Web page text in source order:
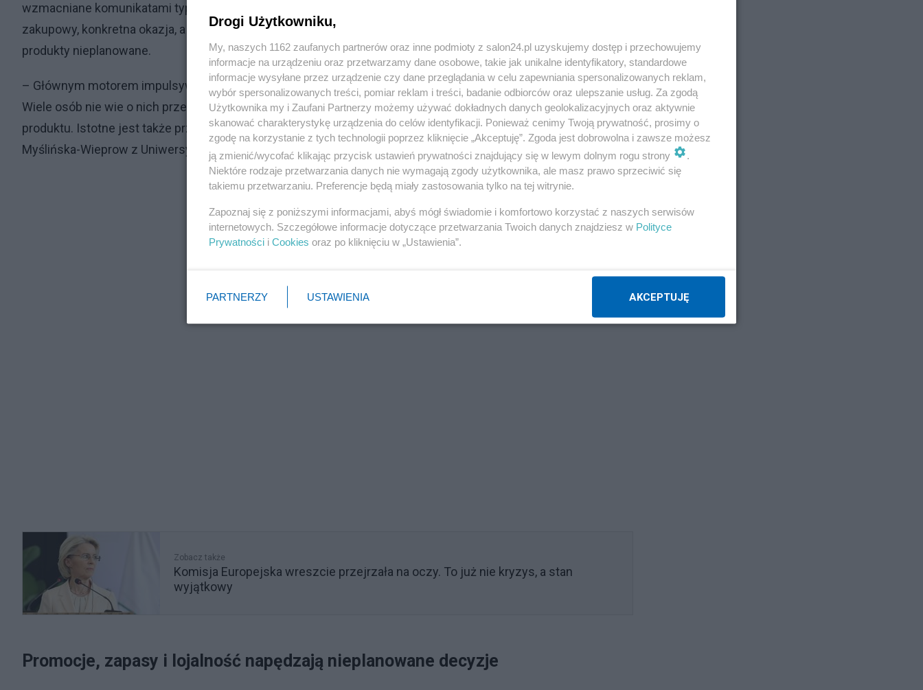
wzmacniane komunikatami typu „ostatnie sztuki” lub „tylko teraz”. Znaczenie mają również emocje, nastrój
zakupowy, konkretna okazja, a nawet zmęczenie pod koniec wizyty w sklepie, które sprzyja sięganiu po
produkty nieplanowane.
– Głównym motorem impulsywnych zakupów są promocje, które często zaskakują klientów już w sklepie.
Wiele osób nie wie o nich przed wejściem do placówki, a atrakcyjne ceny mogą skłonić do chwilowego wyboru
produktu. Istotne jest także przypomnienie sobie rzeczywiście potrzebnych artykułów – wyjaśnia dr Joanna
Myślińska-Wieprow z Uniwersytetu WSB Merito.
Zobacz także
Komisja Europejska wreszcie przejrzała na oczy. To już nie kryzys, a stan
wyjątkowy
Promocje, zapasy i lojalność napędzają nieplanowane decyzje
Drogi Użytkowniku,
My, naszych 1162 zaufanych partnerów oraz inne podmioty z salon24.pl uzyskujemy dostęp i przechowujemy
informacje na urządzeniu oraz przetwarzamy dane osobowe, takie jak unikalne identyfikatory, standardowe
informacje wysyłane przez urządzenie czy dane przeglądania w celu zapewniania spersonalizowanych reklam,
wybór spersonalizowanych treści, pomiar reklam i treści, badanie odbiorców oraz ulepszanie usług. Za zgodą
Użytkownika my i Zaufani Partnerzy możemy używać dokładnych danych geolokalizacyjnych oraz aktywnie
skanować charakterystykę urządzenia do celów identyfikacji. Ponieważ cenimy Twoją prywatność, prosimy o
zgodę na korzystanie z tych technologii poprzez kliknięcie „Akceptuję”. Zgoda jest dobrowolna i zawsze możesz
ją zmienić/wycofać klikając przycisk ustawień prywatności znajdujący się w lewym dolnym rogu strony
.
Niektóre rodzaje przetwarzania danych nie wymagają zgody użytkownika, ale masz prawo sprzeciwić się
takiemu przetwarzaniu. Preferencje będą miały zastosowania tylko na tej witrynie.
Zapoznaj się z poniższymi informacjami, abyś mógł świadomie i komfortowo korzystać z naszych serwisów
internetowych. Szczegółowe informacje dotyczące przetwarzania Twoich danych znajdziesz w Polityce
Prywatności i Cookies oraz po kliknięciu w „Ustawienia”.
PARTNERZY USTAWIENIA AKCEPTUJĘ